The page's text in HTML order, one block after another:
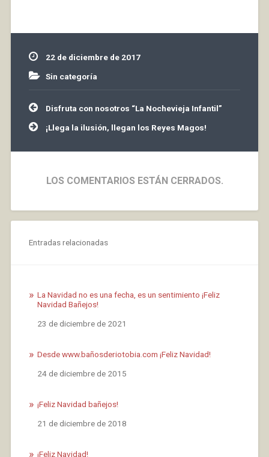
transporta al…
22 de diciembre de 2017
Sin categoría
Navegación
de
entradas
Disfruta con nosotros “La Nochevieja Infantil”
¡Llega la ilusión, llegan los Reyes Magos!
LOS COMENTARIOS ESTÁN CERRADOS.
Entradas relacionadas
La Navidad no es una fecha, es un sentimiento ¡Feliz
Navidad Bañejos!
Fecha
23 de diciembre de 2021
Desde www.bañosderiotobia.com ¡Feliz Navidad!
Fecha
24 de diciembre de 2015
¡Feliz Navidad bañejos!
Fecha
21 de diciembre de 2018
¡Feliz Navidad!